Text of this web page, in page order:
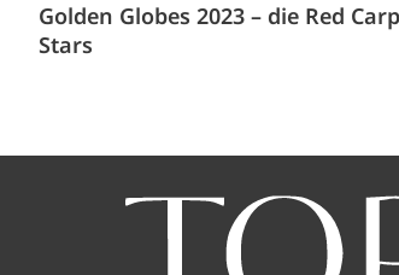
Golden Globes 2023 – die Red
Stars